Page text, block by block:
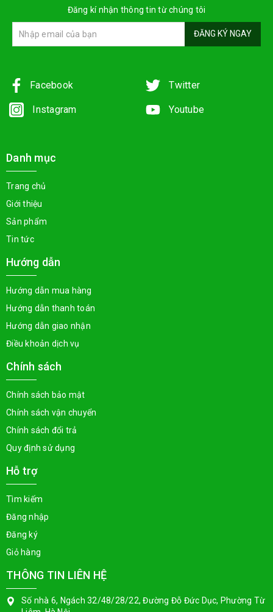
Đăng kí nhận thông tin từ chúng tôi
ĐĂNG KÝ NGAY
Facebook Twitter
Instagram Youtube
Danh mục
Trang chủ
Giới thiệu
Sản phẩm
Tin tức
Hướng dẫn
Hướng dẫn mua hàng
Hướng dẫn thanh toán
Hướng dẫn giao nhận
Điều khoản dịch vụ
Chính sách
Chính sách bảo mật
Chính sách vận chuyển
Chính sách đổi trả
Quy định sử dụng
Hỗ trợ
Tìm kiếm
Đăng nhập
Đăng ký
Giỏ hàng
THÔNG TIN LIÊN HỆ
Số nhà 6, Ngách 32/48/28/22, Đường Đỗ Đức Dục, Phường Từ